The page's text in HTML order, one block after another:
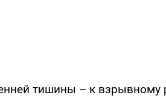
тишины – к взрывному